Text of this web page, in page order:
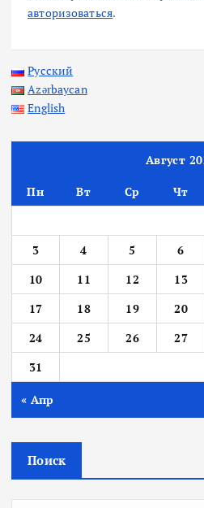
авторизоваться.
Русский
Azərbaycan
English
Август
Пн Вт Ср Чт
3
4 5 6
10
11 12 13
17
18 19 20
24
25 26 27
31
« Апр
Поиск